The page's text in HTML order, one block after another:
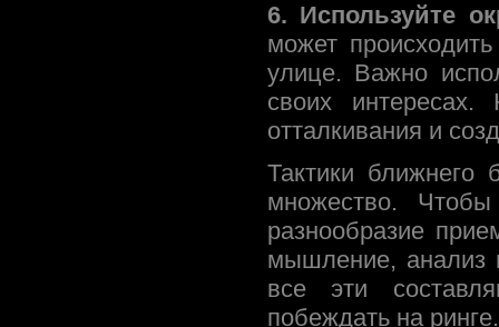
6. Используйте
может
улице. Важно
своих
отталкивания и
Тактики
множество.
разнообразие
мышление, анализ
все эти
побеждать на ринге.